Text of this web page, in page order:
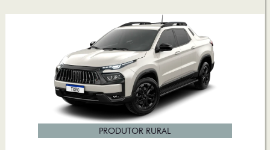
PRODUTOR RURAL